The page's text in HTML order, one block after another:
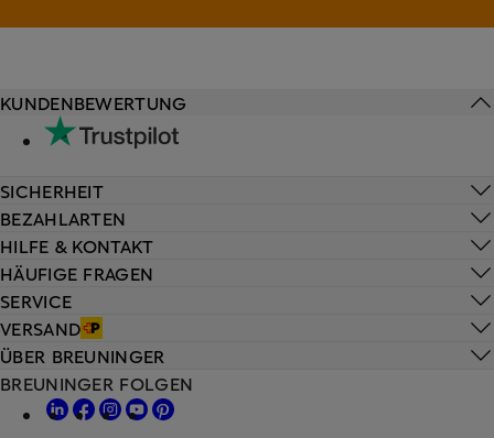
HILFE & KONTAKT
HÄUFIGE FRAGEN
SERVICE
VERSAND
KUNDENBEWERTUNG
SICHERHEIT
BEZAHLARTEN
ÜBER BREUNINGER
BREUNINGER FOLGEN